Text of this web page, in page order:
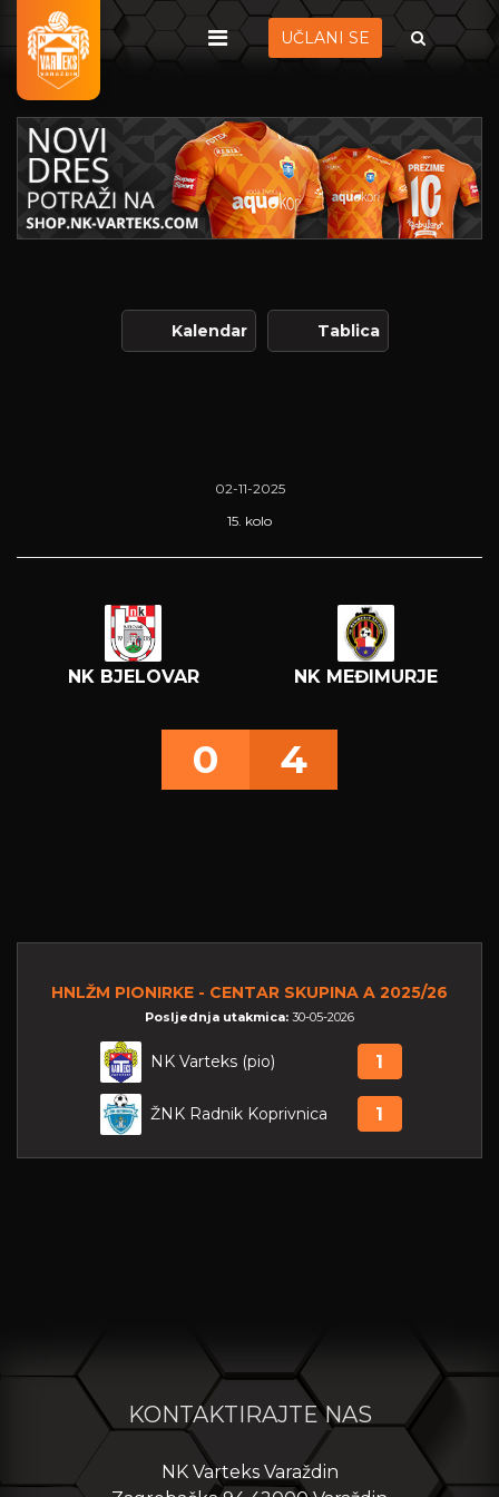
UČLANI SE
Kalendar Tablica
02-11-2025
15. kolo
NK BJELOVAR NK MEĐIMURJE
0 4
HNLŽM PIONIRKE - CENTAR SKUPINA A 2025/26
Posljednja utakmica: 30-05-2026
NK Varteks (pio) 1
ŽNK Radnik Koprivnica 1
KONTAKTIRAJTE NAS
NK Varteks Varaždin